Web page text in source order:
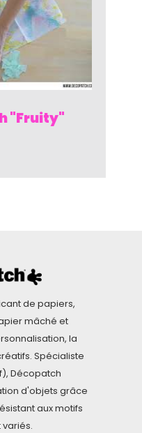
"Fruity"
de papiers,
mâché et
la
Spécialiste
Décopatch
d'objets grâce
aux motifs